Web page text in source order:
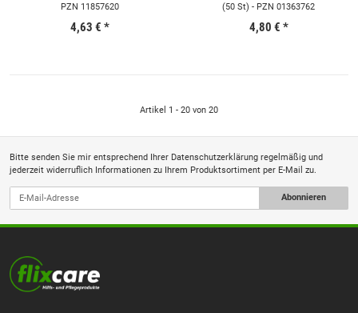
PZN 11857620
4,63 € *
(50 St) - PZN 01363762
4,80 € *
Artikel 1 - 20 von 20
Bitte senden Sie mir entsprechend Ihrer Datenschutzerklärung regelmäßig und
jederzeit widerruflich Informationen zu Ihrem Produktsortiment per E-Mail zu.
Abonnieren